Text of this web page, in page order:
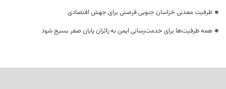
ظرفیت معدنی خراسان جنوبی فرصتی برای جهش اقتصادی
همه ظرفیت‌ها برای خدمت‌رسانی ایمن به زائران پایان صفر بسیج شود